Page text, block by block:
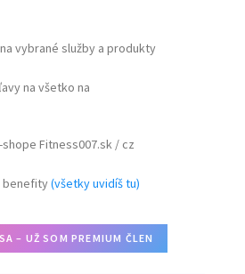
vybrané služby a produkty
na všetko na
Fitness007.sk / cz
benefity(všetky uvidíš tu)
– UŽ SOM PREMIUM ČLEN